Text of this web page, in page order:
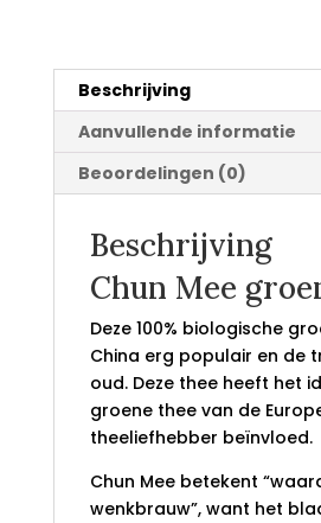
Beschrijving
Aanvullende informatie
Beoordelingen (0)
Beschrijving
Chun Mee
Deze 100% biologische
China erg populair en de
oud. Deze thee heeft het
groene thee van de
theeliefhebber beïnvloed.
Chun Mee betekent
wenkbrauw”, want het